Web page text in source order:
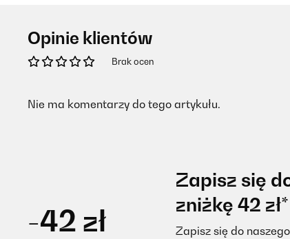
Opinie klientów
Brak ocen
Nie ma komentarzy do tego artykułu.
-42 zł
Zapisz się
zniżkę 42
Zapisz się do